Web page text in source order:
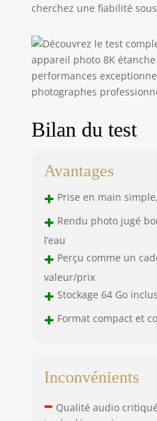
cherchez une fiabilité
Bilan du test
Avantages
+ Prise en main
+ Rendu photo jugé
l’eau
+ Perçu comme un
valeur/prix
+ Stockage 64 Go
+ Format compact et
Inconvénients
– Qualité audio